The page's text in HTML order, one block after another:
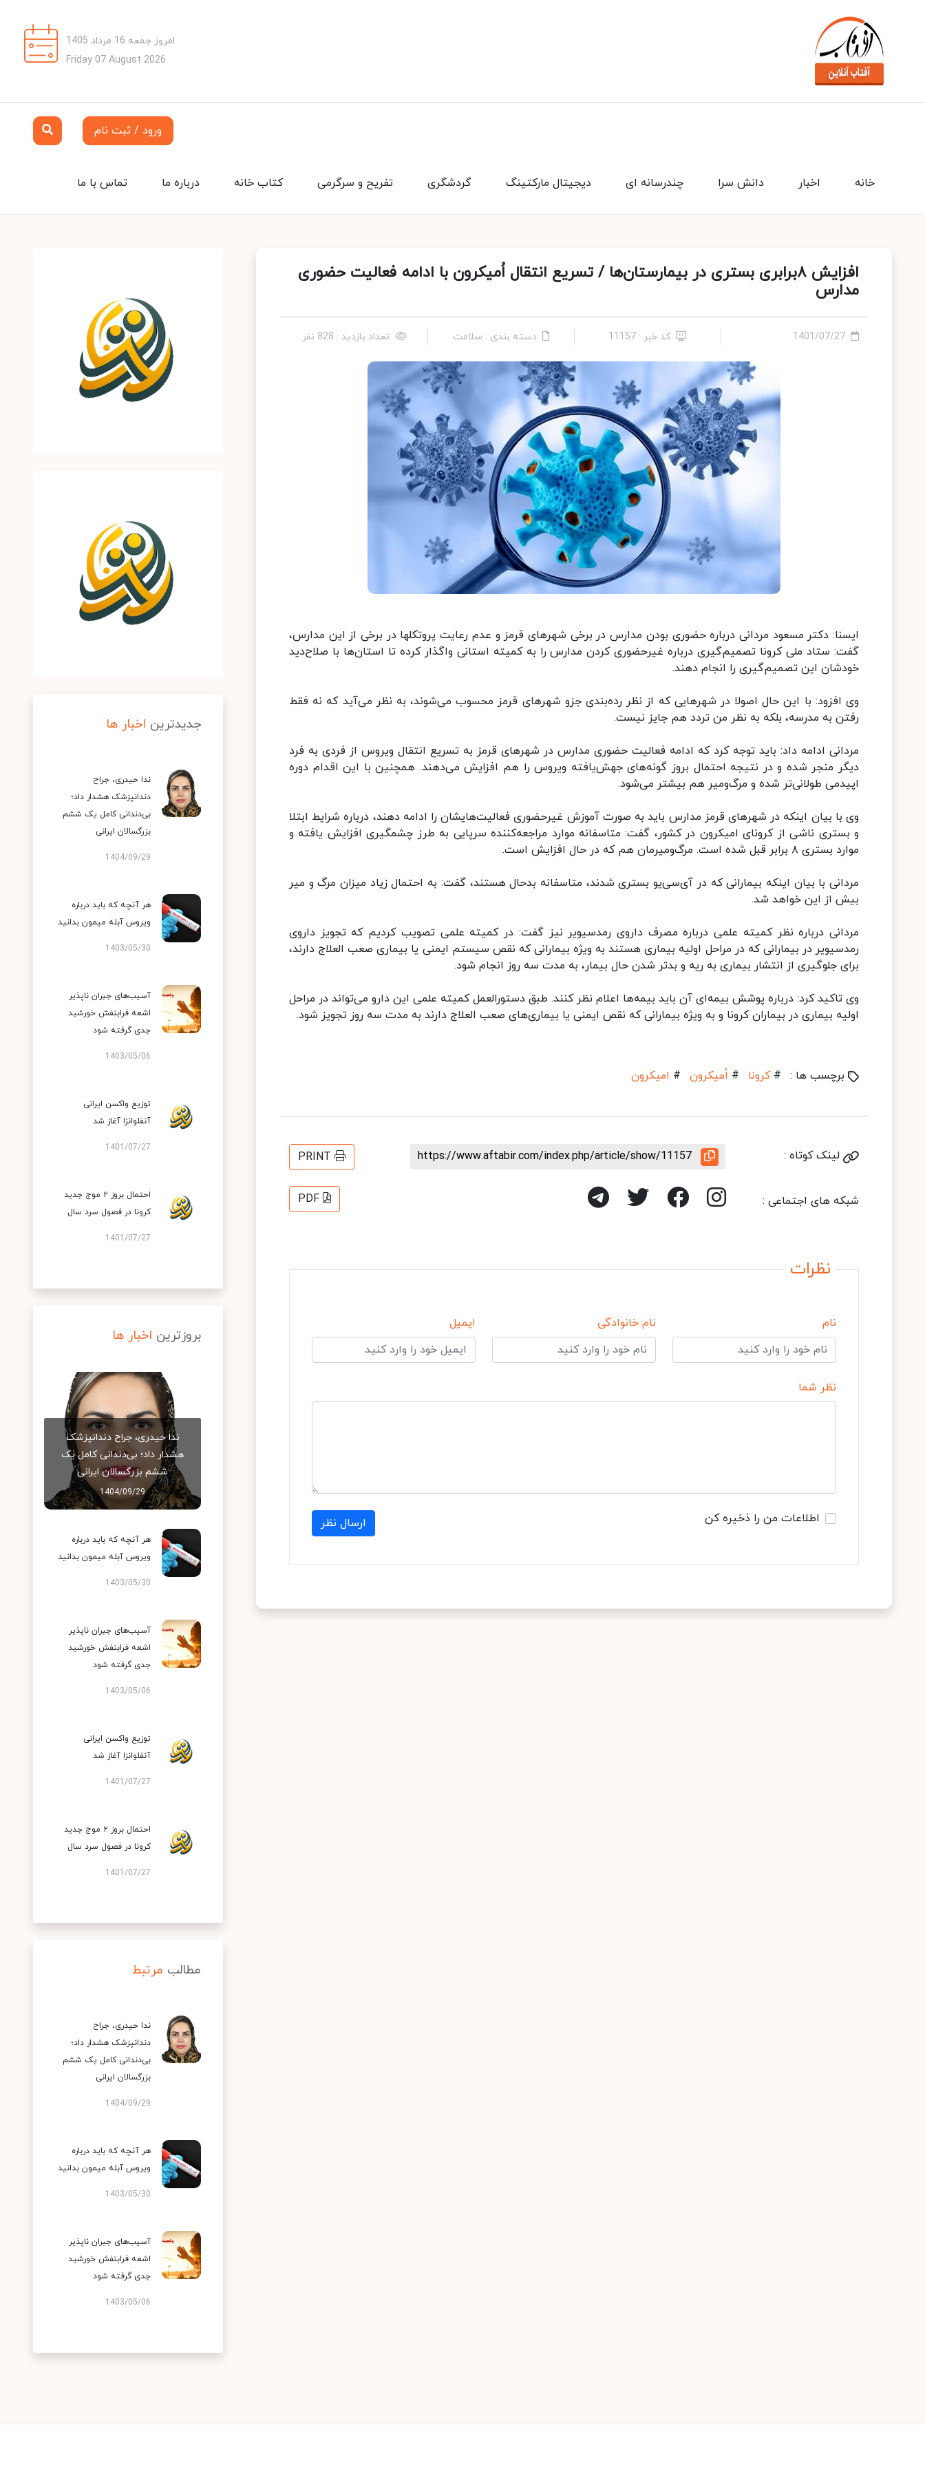
امروز جمعه 16 مرداد 1405
Friday 07 August 2026
ورود / ثبت نام
تماس با ما درباره ما کتاب خانه تفریح و سرگرمی گردشگری دیجیتال مارکتینگ چندرسانه ای دانش سرا اخبار خانه
افزایش ۸برابری بستری در بیمارستان‌ها / تسریع انتقال اُمیکرون با ادامه فعالیت حضوری
مدارس
1401/07/27 کد خبر : 11157 دسته بندی : سلامت تعداد بازدید : 828 نفر
ایسنا: دکتر مسعود مردانی درباره حضوری بودن مدارس در برخی شهرهای قرمز و عدم رعایت پروتکلها در برخی از این مدارس،
گفت: ستاد ملی کرونا تصمیم‌گیری درباره غیرحضوری کردن مدارس را به کمیته استانی واگذار کرده تا استان‌ها با صلاح‌دید
خودشان این تصمیم‌گیری را انجام دهند.
وی افزود: با این حال اصولا در شهرهایی که از نظر رده‌بندی جزو شهرهای قرمز محسوب می‌شوند، به نظر می‌آید که نه فقط
رفتن به مدرسه، بلکه به نظر من تردد هم جایز نیست.
مردانی ادامه داد: باید توجه کرد که ادامه فعالیت حضوری مدارس در شهرهای قرمز به تسریع انتقال ویروس از فردی به فرد
دیگر منجر شده و در نتیجه احتمال بروز گونه‌های جهش‌یافته ویروس را هم افزایش می‌دهند. همچنین با این اقدام دوره
اپیدمی طولانی‌تر شده و مرگ‌ومیر هم بیشتر می‌شود.
وی با بیان اینکه در شهرهای قرمز مدارس باید به صورت آموزش غیرحضوری فعالیت‌هایشان را ادامه دهند، درباره شرایط ابتلا
و بستری ناشی از کرونای امیکرون در کشور، گفت: متاسفانه موارد مراجعه‌کننده سرپایی به طرز چشمگیری افزایش یافته و
موارد بستری ۸ برابر قبل شده است. مرگ‌ومیرمان هم که در حال افزایش است.
مردانی با بیان اینکه بیمارانی که در آی‌سی‌یو بستری شدند، متاسفانه بدحال هستند، گفت: به احتمال زیاد میزان مرگ و میر
بیش از این خواهد شد.
مردانی درباره نظر کمیته علمی درباره مصرف داروی رمدسیویر نیز گفت: در کمیته علمی تصویب کردیم که تجویز داروی
رمدسیویر در بیمارانی که در مراحل اولیه بیماری هستند به ویژه بیمارانی که نقص سیستم ایمنی یا بیماری صعب العلاج دارند،
برای جلوگیری از انتشار بیماری به ریه و بدتر شدن حال بیمار، به مدت سه روز انجام شود.
وی تاکید کرد: درباره پوشش بیمه‌ای آن باید بیمه‌ها اعلام نظر کنند. طبق دستورالعمل کمیته علمی این دارو می‌تواند در مراحل
اولیه بیماری در بیماران کرونا و به ویژه بیمارانی که نقص ایمنی یا بیماری‌های صعب العلاج دارند به مدت سه روز تجویز شود.
برچسب ها : # کرونا # اُمیکرون # امیکرون
لینک کوتاه : https://www.aftabir.com/index.php/article/show/11157
PRINT
شبکه های اجتماعی : PDF
نظرات
نام نام خانوادگی ایمیل
نظر شما
اطلاعات من را ذخیره کن ارسال نظر
جدیدترین اخبار ها
ندا حیدری، جراح
دندانپزشک هشدار داد؛
بی‌دندانی کامل یک ششم
بزرگسالان ایرانی
1404/09/29
هر آنچه که باید درباره
ویروس آبله میمون بدانید
1403/05/30
آسیب‌های جبران ناپذیر
اشعه فرابنفش خورشید
جدی گرفته شود
1403/05/06
توزیع واکسن ایرانی
آنفلوانزا آغاز شد
1401/07/27
احتمال بروز ۲ موج جدید
کرونا در فصول سرد سال
1401/07/27
بروزترین اخبار ها
ندا حیدری، جراح دندانپزشک
هشدار داد؛ بی‌دندانی کامل یک
ششم بزرگسالان ایرانی
1404/09/29
هر آنچه که باید درباره
ویروس آبله میمون بدانید
1403/05/30
آسیب‌های جبران ناپذیر
اشعه فرابنفش خورشید
جدی گرفته شود
1403/05/06
توزیع واکسن ایرانی
آنفلوانزا آغاز شد
1401/07/27
احتمال بروز ۲ موج جدید
کرونا در فصول سرد سال
1401/07/27
مطالب مرتبط
ندا حیدری، جراح
دندانپزشک هشدار داد؛
بی‌دندانی کامل یک ششم
بزرگسالان ایرانی
1404/09/29
هر آنچه که باید درباره
ویروس آبله میمون بدانید
1403/05/30
آسیب‌های جبران ناپذیر
اشعه فرابنفش خورشید
جدی گرفته شود
1403/05/06